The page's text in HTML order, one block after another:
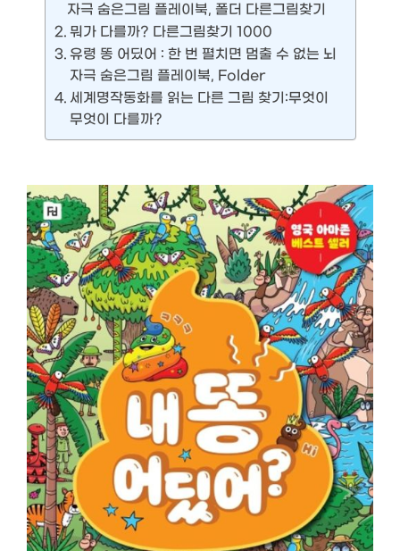
자극 숨은그림 플레이북, 폴더 다른그림찾기
뭐가 다를까? 다른그림찾기 1000
유령 똥 어딨어 : 한 번 펼치면 멈출 수 없는 뇌
자극 숨은그림 플레이북, Folder
세계명작동화를 읽는 다른 그림 찾기:무엇이
무엇이 다를까?